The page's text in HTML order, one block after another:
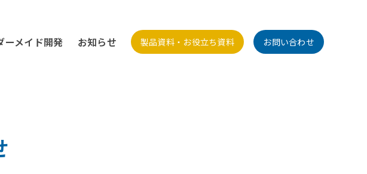
ーメイド開発 お知らせ 製品資料・お役立ち資料 お問い合わせ